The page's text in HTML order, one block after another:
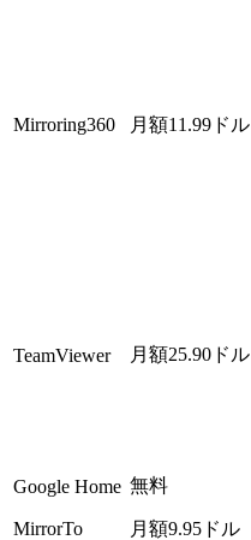
Mirroring360 月額11.99ドル
TeamViewer 月額25.90ドル
Google Home 無料
MirrorTo 月額9.95ドル